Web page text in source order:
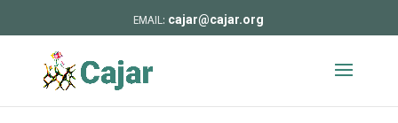
cajar@cajar.org